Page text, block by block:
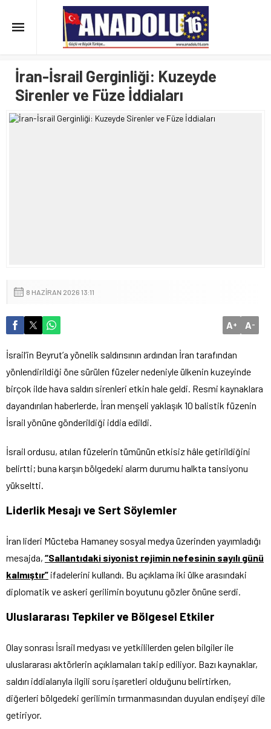
İran-İsrail Gerginliği: Kuzeyde
Sirenler ve Füze İddiaları
8 HAZIRAN 2026 13:11
A+ A-
İsrail’in Beyrut’a yönelik saldırısının ardından İran tarafından
yönlendirildiği öne sürülen füzeler nedeniyle ülkenin kuzeyinde
birçok ilde hava saldırı sirenleri etkin hale geldi. Resmi kaynaklara
dayandırılan haberlerde, İran menşeli yaklaşık 10 balistik füzenin
İsrail yönüne gönderildiği iddia edildi.
İsrail ordusu, atılan füzelerin tümünün etkisiz hâle getirildiğini
belirtti; buna karşın bölgedeki alarm durumu halkta tansiyonu
yükseltti.
Liderlik Mesajı ve Sert Söylemler
İran lideri Mücteba Hamaney sosyal medya üzerinden yayımladığı
mesajda, “Sallantıdaki siyonist rejimin nefesinin sayılı günü
kalmıştır” ifadelerini kullandı. Bu açıklama iki ülke arasındaki
diplomatik ve askeri gerilimin boyutunu gözler önüne serdi.
Uluslararası Tepkiler ve Bölgesel Etkiler
Olay sonrası İsrail medyası ve yetkililerden gelen bilgiler ile
uluslararası aktörlerin açıklamaları takip ediliyor. Bazı kaynaklar,
saldırı iddialarıyla ilgili soru işaretleri olduğunu belirtirken,
diğerleri bölgedeki gerilimin tırmanmasından duyulan endişeyi dile
getiriyor.